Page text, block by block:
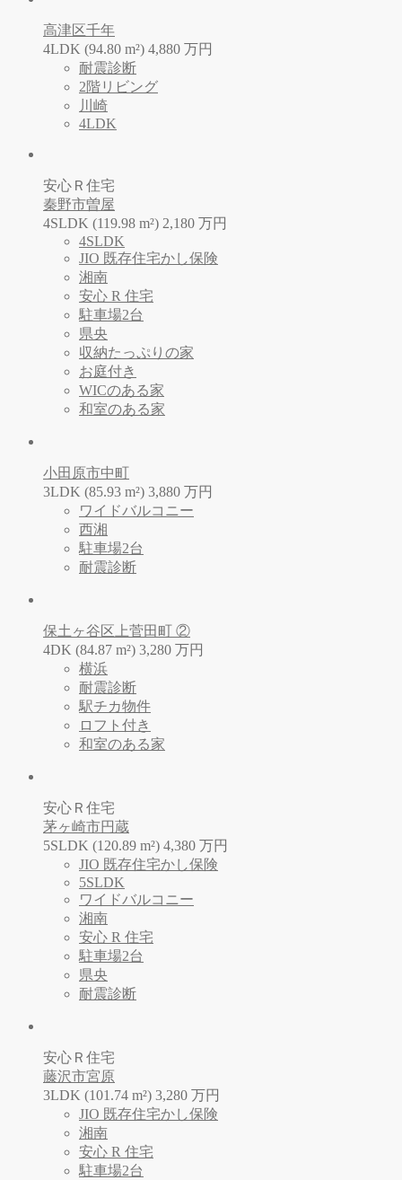
高津区千年
4LDK (94.80 m²) 4,880 万円
耐震診断
2階リビング
川崎
4LDK
安心Ｒ住宅
秦野市曽屋
4SLDK (119.98 m²) 2,180 万円
4SLDK
JIO 既存住宅かし保険
湘南
安心 R 住宅
駐車場2台
県央
収納たっぷりの家
お庭付き
WICのある家
和室のある家
小田原市中町
3LDK (85.93 m²) 3,880 万円
ワイドバルコニー
西湘
駐車場2台
耐震診断
保土ヶ谷区上菅田町 ②
4DK (84.87 m²) 3,280 万円
横浜
耐震診断
駅チカ物件
ロフト付き
和室のある家
安心Ｒ住宅
茅ヶ崎市円蔵
5SLDK (120.89 m²) 4,380 万円
JIO 既存住宅かし保険
5SLDK
ワイドバルコニー
湘南
安心 R 住宅
駐車場2台
県央
耐震診断
安心Ｒ住宅
藤沢市宮原
3LDK (101.74 m²) 3,280 万円
JIO 既存住宅かし保険
湘南
安心 R 住宅
駐車場2台